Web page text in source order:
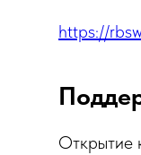
https://
Открытие